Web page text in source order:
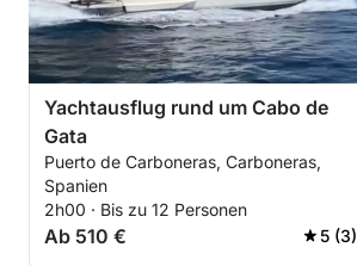
Yachtausflug rund um Cabo de
Gata
Puerto de Carboneras, Carboneras,
Spanien
2h00 · Bis zu 12 Personen
Ab 510 € 5 (3)